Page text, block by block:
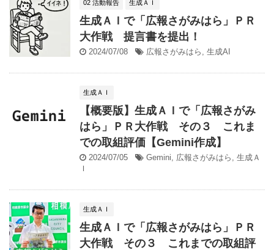
02 活動報告 生成ＡＩ
生成ＡＩで「広報さがみはら」ＰＲ
大作戦 提言書を提出！
2024/07/08 広報さがみはら , 生成AI
生成ＡＩ
【概要版】生成ＡＩで「広報さがみ
はら」ＰＲ大作戦 その３ これま
での取組評価【Gemini作成】
2024/07/05 Gemini, 広報さがみはら , 生成Ａ
Ｉ
生成ＡＩ
生成ＡＩで「広報さがみはら」ＰＲ
大作戦 その３ これまでの取組評